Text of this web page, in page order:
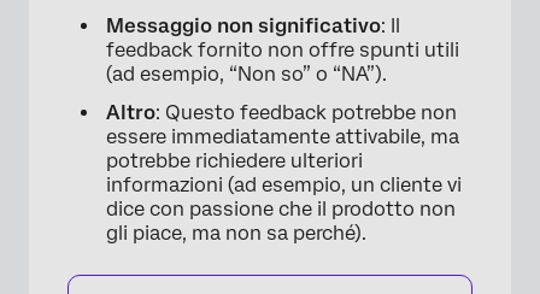
Messaggio non significativo: Il
feedback fornito non offre spunti utili
(ad esempio, “Non so” o “NA”).
Altro: Questo feedback potrebbe non
essere immediatamente attivabile, ma
potrebbe richiedere ulteriori
informazioni (ad esempio, un cliente vi
dice con passione che il prodotto non
gli piace, ma non sa perché).